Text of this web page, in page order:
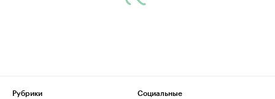
Рубрики
Социальные